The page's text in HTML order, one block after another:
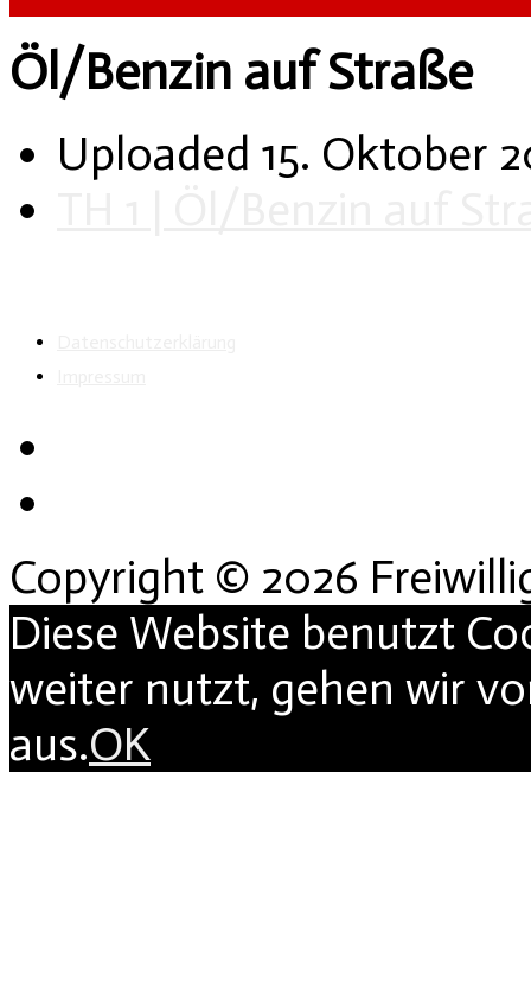
Öl/Benzin auf Straße
Uploaded 15. Oktober
Copyright © 2026
Diese Website benutzt
weiter nutzt, gehen wir
aus.OK